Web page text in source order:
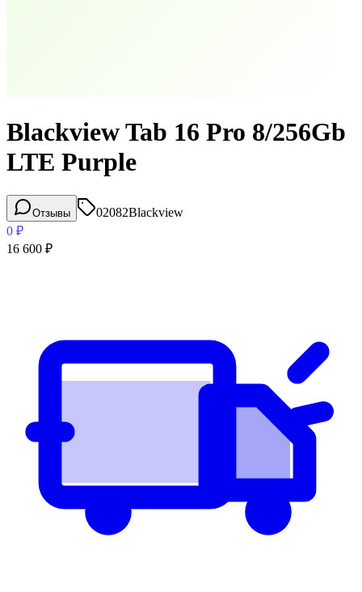
Blackview Tab 16 Pro 8/256Gb
LTE Purple
Отзывы 02082Blackview
0 ₽
16 600 ₽